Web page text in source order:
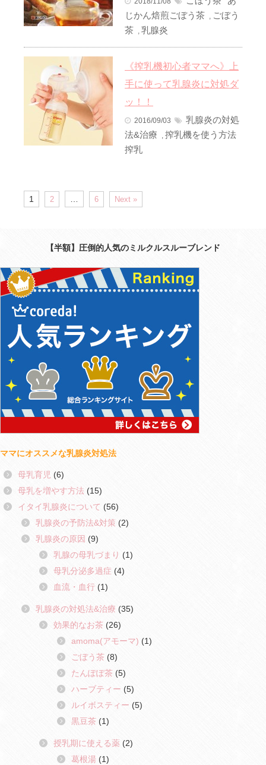
じかん焙煎ごぼう茶 , ごぼう
茶 , 乳腺炎
《搾乳機初心者ママへ》上
手に使って乳腺炎に対処ダ
ッ！！
2016/09/03
乳腺炎の対処
法&治療
, 搾乳機を使う方法
搾乳
1 2 … 6 Next »
【半額】圧倒的人気のミルクルスルーブレンド
ママにオススメな乳腺炎対処法
母乳育児 (6)
母乳を増やす方法 (15)
イタイ乳腺炎について (56)
乳腺炎の予防法&対策 (2)
乳腺炎の原因 (9)
乳腺の母乳づまり (1)
母乳分泌多過症 (4)
血流・血行 (1)
乳腺炎の対処法&治療 (35)
効果的なお茶 (26)
amoma(アモーマ) (1)
ごぼう茶 (8)
たんぽぽ茶 (5)
ハーブティー (5)
ルイボスティー (5)
黒豆茶 (1)
授乳期に使える薬 (2)
葛根湯 (1)